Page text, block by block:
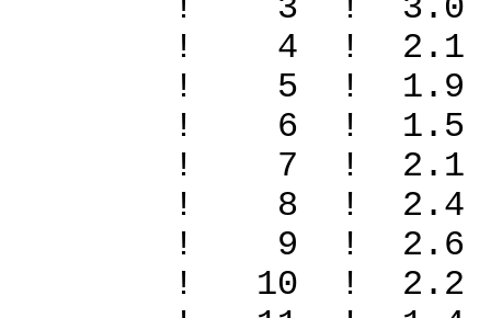
! 3 ! 3.0
! 4 ! 2.1
! 5 ! 1.9
! 6 ! 1.5
! 7 ! 2.1
! 8 ! 2.4
! 9 ! 2.6
! 10 !